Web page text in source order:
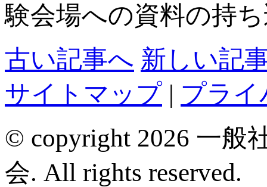
験会場への資料の持
古い記事へ 新しい記
サイトマップ | プラ
© copyright 2026 一般
会. All rights reserved.